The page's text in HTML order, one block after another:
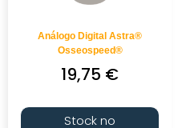
Análogo Digital Astra®
Osseospeed®
19,75 €
Stock no